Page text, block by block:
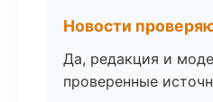
Новости
Да, редакция и
проверенные